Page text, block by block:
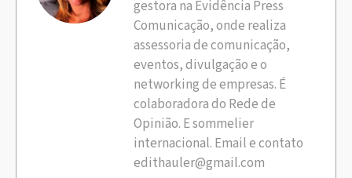
gestora na Evidência Press
Comunicação, onde realiza
assessoria de comunicação,
eventos, divulgação e o
networking de empresas. É
colaboradora do Rede de
Opinião. E sommelier
internacional. Email e contato
edithauler@gmail.com